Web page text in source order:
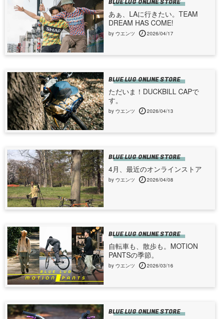
BLUE LUG ONLINE STORE
あぁ、LAに行きたい。TEAM
DREAM HAS COME!
by ウエンツ 2026/04/17
BLUE LUG ONLINE STORE
ただいま！DUCKBILL CAPで
す。
by ウエンツ 2026/04/13
BLUE LUG ONLINE STORE
4月、最近のオンラインストア
by ウエンツ 2026/04/08
BLUE LUG ONLINE STORE
自転車も、散歩も。MOTION
PANTSの季節。
by ウエンツ 2026/03/16
BLUE LUG ONLINE STORE